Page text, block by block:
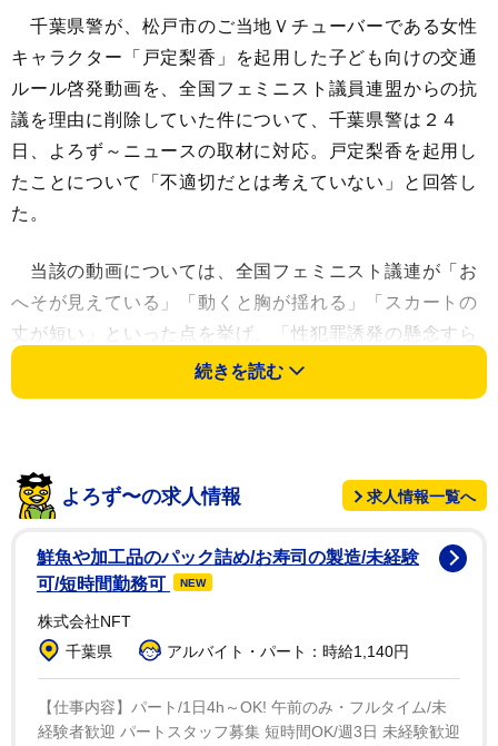
千葉県警が、松戸市のご当地Ｖチューバーである女性
キャラクター「戸定梨香」を起用した子ども向けの交通
ルール啓発動画を、全国フェミニスト議員連盟からの抗
議を理由に削除していた件について、千葉県警は２４
日、よろず～ニュースの取材に対応。戸定梨香を起用し
たことについて「不適切だとは考えていない」と回答し
た。
当該の動画については、全国フェミニスト議連が「お
へそが見えている」「動くと胸が揺れる」「スカートの
丈が短い」といった点を挙げ、「性犯罪誘発の懸念すら
感じさせる」などとした公開質問状を千葉県警などに送
付。「当局の謝罪、ならびに動画の使用中止、削除を求
千葉県警はこの日、よろず～ニュースの取材に対し、
「要望をいただいたのは事実です」と回答。「今回の啓
発動画は、コロナ禍で対面での啓発教育が実施困難な状
況下において、自転車の安全利用を呼び掛けるためのも
の」と趣旨を説明した上で、「本来の目的と異なる意図
でとらえられることへの懸念や、動画の掲載期間が今月
した結果、削除することを決めました」とし、同議連の
主張を受け入れたものではないとした。
続きを読む
よろず〜の求人情報 求人情報一覧へ
鮮魚や加工品のパック詰め/お寿司の製造/未経験
可/短時間勤務可
NEW
株式会社NFT
千葉県
アルバイト・パート：時給1,140円
【仕事内容】パート/1日4h～OK! 午前のみ・フルタイム/未
経験者歓迎 パートスタッフ募集 短時間OK/週3日 未経験歓迎